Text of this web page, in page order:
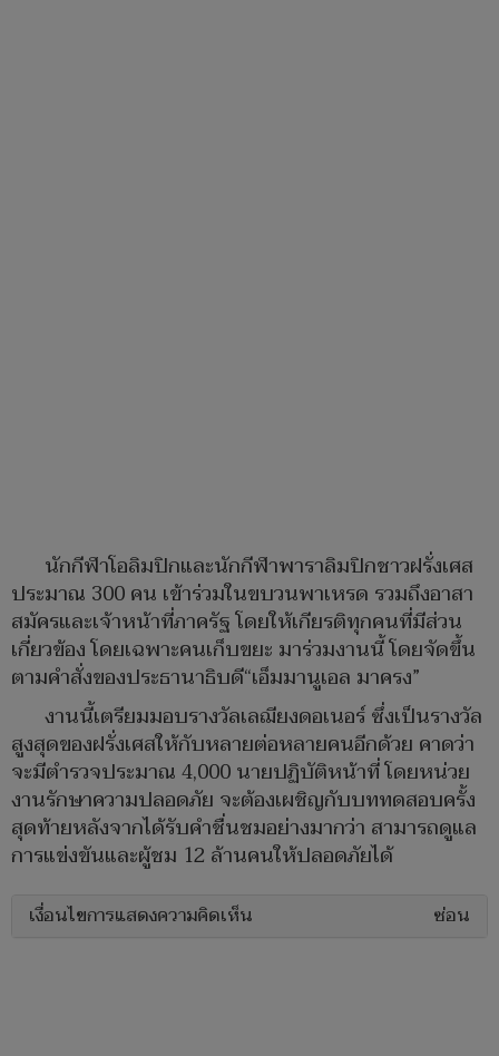
นักกีฬาโอลิมปิกและนักกีฬาพาราลิมปิกชาวฝรั่งเศส
ประมาณ 300 คน เข้าร่วมในขบวนพาเหรด รวมถึงอาสา
สมัครและเจ้าหน้าที่ภาครัฐ โดยให้เกียรติทุกคนที่มีส่วน
เกี่ยวข้อง โดยเฉพาะคนเก็บขยะ มาร่วมงานนี้ โดยจัดขึ้น
ตามคำสั่งของประธานาธิบดี“เอ็มมานูเอล มาครง”
งานนี้เตรียมมอบรางวัลเลฌียงดอเนอร์ ซึ่งเป็นรางวัล
สูงสุดของฝรั่งเศสให้กับหลายต่อหลายคนอีกด้วย คาดว่า
จะมีตำรวจประมาณ 4,000 นายปฏิบัติหน้าที่ โดยหน่วย
งานรักษาความปลอดภัย จะต้องเผชิญกับบททดสอบครั้ง
สุดท้ายหลังจากได้รับคำชื่นชมอย่างมากว่า สามารถดูแล
การแข่งขันและผู้ชม 12 ล้านคนให้ปลอดภัยได้
เงื่อนไขการแสดงความคิดเห็น ซ่อน